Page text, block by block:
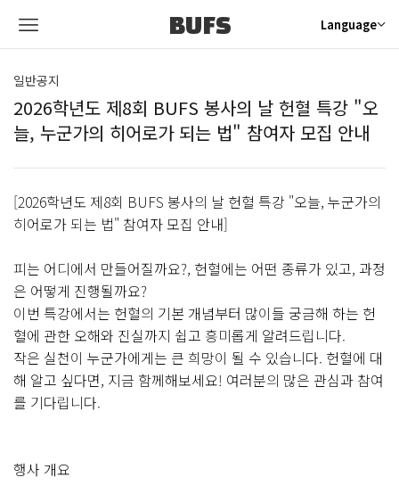
BUFS Language
일반공지
2026학년도 제8회 BUFS 봉사의 날 헌혈 특강 "오
늘, 누군가의 히어로가 되는 법" 참여자 모집 안내
[2026학년도 제8회 BUFS 봉사의 날 헌혈 특강 "오늘, 누군가의
히어로가 되는 법" 참여자 모집 안내]
피는 어디에서 만들어질까요?, 헌혈에는 어떤 종류가 있고, 과정
은 어떻게 진행될까요?
이번 특강에서는 헌혈의 기본 개념부터 많이들 궁금해 하는 헌
혈에 관한 오해와 진실까지 쉽고 흥미롭게 알려드립니다.
작은 실천이 누군가에게는 큰 희망이 될 수 있습니다. 헌혈에 대
해 알고 싶다면, 지금 함께해보세요! 여러분의 많은 관심과 참여
를 기다립니다.
행사 개요